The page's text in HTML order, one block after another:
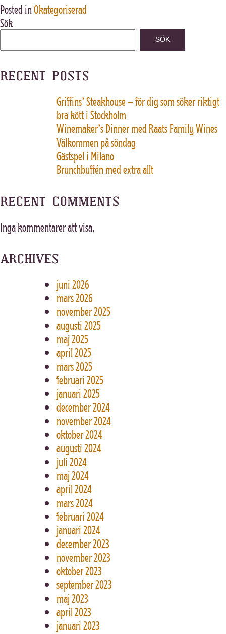
Posted inOkategoriserad
Sök
SÖK
RECENT POSTS
Griffins’ Steakhouse – för dig som söker riktigt
bra kött i Stockholm
Winemaker’s Dinner med Raats Family Wines
Välkommen på söndag
Gästspel i Milano
Brunchbuffén med extra allt
RECENT COMMENTS
Inga kommentarer att visa.
ARCHIVES
juni 2026
mars 2026
november 2025
augusti 2025
maj 2025
april 2025
mars 2025
februari 2025
januari 2025
december 2024
november 2024
oktober 2024
augusti 2024
juli 2024
maj 2024
april 2024
mars 2024
februari 2024
januari 2024
december 2023
november 2023
oktober 2023
september 2023
maj 2023
april 2023
januari 2023